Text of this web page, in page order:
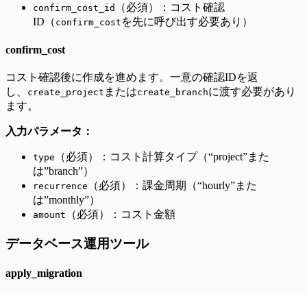
confirm_cost_id
（必須）：コスト確認
ID（ confirm_cost を先に呼び出す必要あり）
confirm_cost
コスト確認後に作成を進めます。一意の確認IDを返
し、
create_project またはcreate_branchに渡す必要があり
ます。
入力パラメータ：
type
（必須）：コスト計算タイプ（“project”また
は”branch”）
recurrence
（必須）：課金周期（“hourly”また
は”monthly”）
amount （必須）：コスト金額
データベース運用ツール
apply_migration